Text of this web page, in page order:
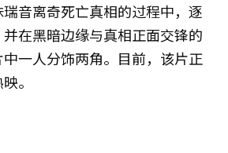
音离奇死亡真相的过程中，逐
在黑暗边缘与真相正面交锋的
一人分饰两角。目前，该片正
。